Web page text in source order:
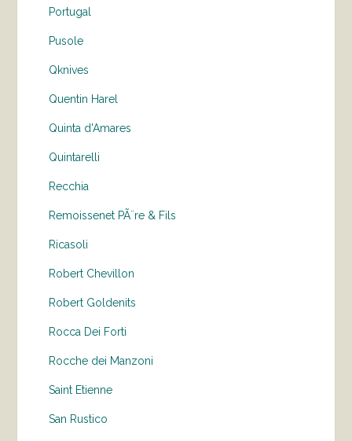
Portugal
Pusole
Qknives
Quentin Harel
Quinta d'Amares
Quintarelli
Recchia
Remoissenet PÃ¨re & Fils
Ricasoli
Robert Chevillon
Robert Goldenits
Rocca Dei Forti
Rocche dei Manzoni
Saint Etienne
San Rustico